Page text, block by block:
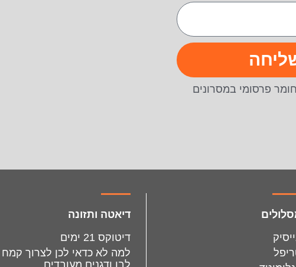
פרסומי במסרונים
דיאטה ותזונה
דיטוקס 21 ימים
למה לא כדאי לכן לצרוך קמח